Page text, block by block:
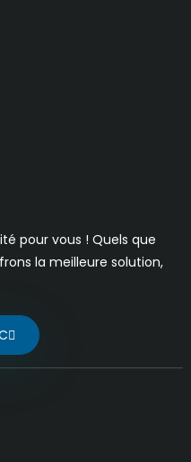
pour vous ! Quels que
la meilleure solution,